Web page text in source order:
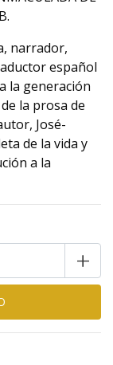
narrador,
español
la generación
la prosa de
José-
de la vida y
a la
+